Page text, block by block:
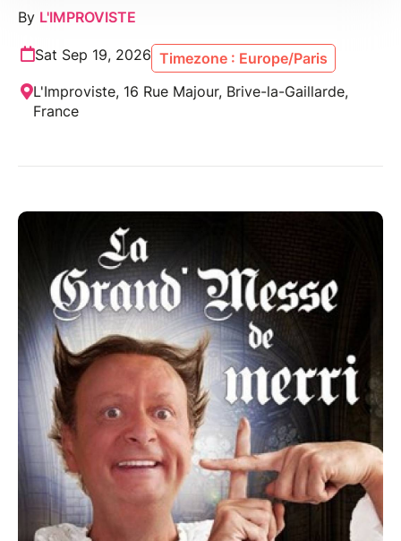
By L'IMPROVISTE
Sat Sep 19, 2026 Timezone : Europe/Paris
L'Improviste, 16 Rue Majour, Brive-la-Gaillarde,
France